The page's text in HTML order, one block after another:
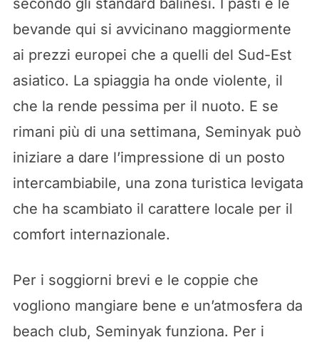
bevande qui si avvicinano maggiormente
ai prezzi europei che a quelli del Sud-Est
asiatico. La spiaggia ha onde violente, il
che la rende pessima per il nuoto. E se
rimani più di una settimana, Seminyak può
iniziare a dare l’impressione di un posto
intercambiabile, una zona turistica levigata
che ha scambiato il carattere locale per il
comfort internazionale.
Per i soggiorni brevi e le coppie che
vogliono mangiare bene e un’atmosfera da
beach club, Seminyak funziona. Per i